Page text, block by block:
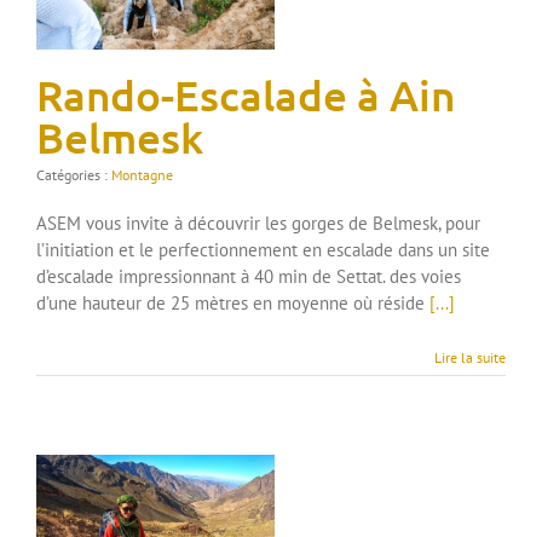
Rando-Escalade à Ain
Belmesk
Catégories : Montagne
ASEM vous invite à découvrir les gorges de Belmesk, pour
l’initiation et le perfectionnement en escalade dans un site
d’escalade impressionnant à 40 min de Settat. des voies
d’une hauteur de 25 mètres en moyenne où réside [...]
Lire la suite